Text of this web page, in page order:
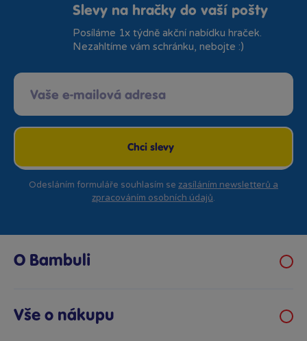
Slevy na hračky do vaší pošty
Posíláme 1x týdně akční nabídku hraček.
Nezahltíme vám schránku, nebojte :)
Chci slevy
Odesláním formuláře souhlasím se zasíláním newsletterů a
zpracováním osobních údajů.
O Bambuli
Prodejny Bambule
Vše o nákupu